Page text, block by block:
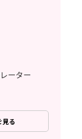
ーター
見る